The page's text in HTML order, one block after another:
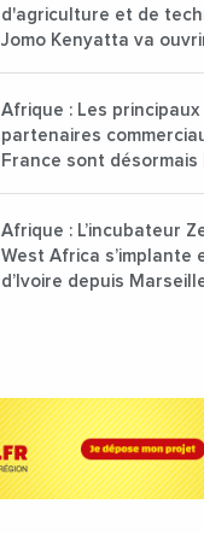
d'agriculture et de
Jomo Kenyatta va
sur son campus de
Nairobi dès janvier
Afrique : Les principaux
partenaires
France sont désormais
Afrique : L’incubateur
West Africa s’implante
d’Ivoire depuis